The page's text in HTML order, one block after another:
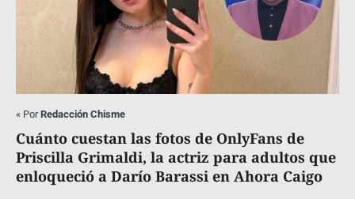
« PorRedacción Chisme
Cuánto cuestan las fotos de OnlyFans de
Priscilla Grimaldi, la actriz para adultos que
enloqueció a Darío Barassi en Ahora Caigo